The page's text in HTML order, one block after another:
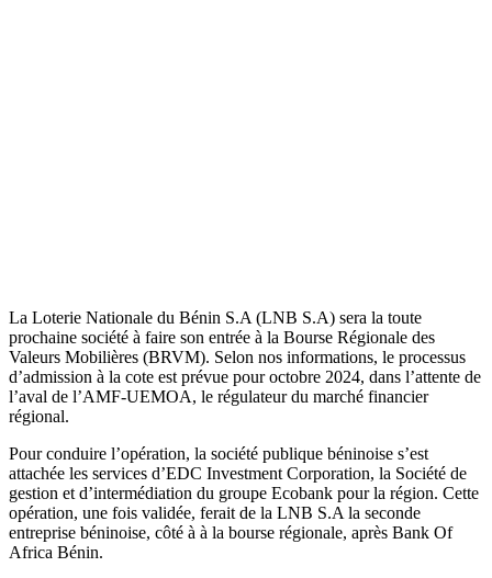
La Loterie Nationale du Bénin S.A (LNB S.A) sera la toute
prochaine société à faire son entrée à la Bourse Régionale des
Valeurs Mobilières (BRVM). Selon nos informations, le processus
d’admission à la cote est prévue pour octobre 2024, dans l’attente de
l’aval de l’AMF-UEMOA, le régulateur du marché financier
régional.
Pour conduire l’opération, la société publique béninoise s’est
attachée les services d’EDC Investment Corporation, la Société de
gestion et d’intermédiation du groupe Ecobank pour la région. Cette
opération, une fois validée, ferait de la LNB S.A la seconde
entreprise béninoise, côté à à la bourse régionale, après Bank Of
Africa Bénin.